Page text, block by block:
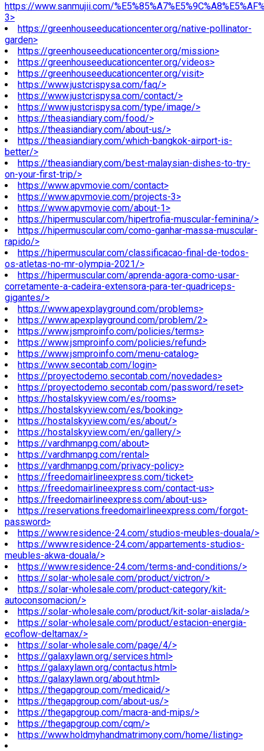
https://www.sanmujii.com/
3>
https://greenhouseeducationcenter.org/native-pollinator-
garden>
https://greenhouseeducationcenter.org/mission>
https://greenhouseeducationcenter.org/videos>
https://greenhouseeducationcenter.org/visit>
https://www.justcrispysa.com/faq/>
https://www.justcrispysa.com/contact/>
https://www.justcrispysa.com/type/image/>
https://theasiandiary.com/food/>
https://theasiandiary.com/about-us/>
https://theasiandiary.com/which-bangkok-airport-is-
better/>
https://theasiandiary.com/best-malaysian-dishes-to-try-
on-your-first-trip/>
https://www.apvmovie.com/contact>
https://www.apvmovie.com/projects-3>
https://www.apvmovie.com/about-1>
https://hipermuscular.com/hipertrofia-muscular-feminina/>
https://hipermuscular.com/como-ganhar-massa-muscular-
rapido/>
https://hipermuscular.com/classificacao-final-de-todos-
os-atletas-no-mr-olympia-2021/>
https://hipermuscular.com/aprenda-agora-como-usar-
corretamente-a-cadeira-extensora-para-ter-quadriceps-
gigantes/>
https://www.apexplayground.com/problems>
https://www.apexplayground.com/problem/2>
https://www.jsmproinfo.com/policies/terms>
https://www.jsmproinfo.com/policies/refund>
https://www.jsmproinfo.com/menu-catalog>
https://www.secontab.com/login>
https://proyectodemo.secontab.com/novedades>
https://proyectodemo.secontab.com/password/reset>
https://hostalskyview.com/es/rooms>
https://hostalskyview.com/es/booking>
https://hostalskyview.com/es/about/>
https://hostalskyview.com/en/gallery/>
https://vardhmanpg.com/about>
https://vardhmanpg.com/rental>
https://vardhmanpg.com/privacy-policy>
https://freedomairlineexpress.com/ticket>
https://freedomairlineexpress.com/contact-us>
https://freedomairlineexpress.com/about-us>
https://reservations.freedomairlineexpress.com/forgot-
password>
https://www.residence-24.com/studios-meubles-douala/>
https://www.residence-24.com/appartements-studios-
meubles-akwa-douala/>
https://www.residence-24.com/terms-and-conditions/>
https://solar-wholesale.com/product/victron/>
https://solar-wholesale.com/product-category/kit-
autoconsomacion/>
https://solar-wholesale.com/product/kit-solar-aislada/>
https://solar-wholesale.com/product/estacion-energia-
ecoflow-deltamax/>
https://solar-wholesale.com/page/4/>
https://galaxylawn.org/services.html>
https://galaxylawn.org/contactus.html>
https://galaxylawn.org/about.html>
https://thegapgroup.com/medicaid/>
https://thegapgroup.com/about-us/>
https://thegapgroup.com/macra-and-mips/>
https://thegapgroup.com/cqm/>
https://www.holdmyhandmatrimony.com/home/listing>